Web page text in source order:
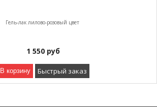
Гель-лак лилово-розовый цвет
1 550 руб
В корзину Быстрый заказ